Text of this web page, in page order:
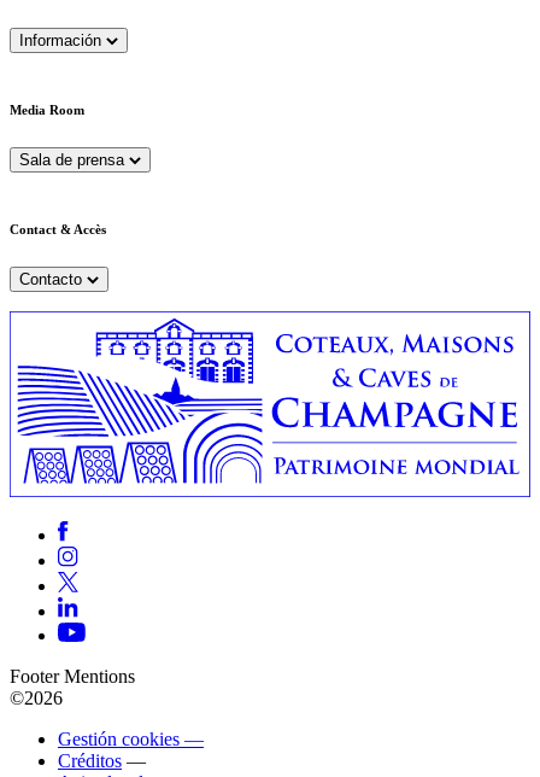
Información
Media Room
Sala de prensa
Contact & Accès
Contacto
Footer Mentions
©2026
Gestión cookies —
Créditos —